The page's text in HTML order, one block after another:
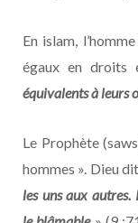
En islam,
égaux en droits
équivalents à leurs
Le Prophète
hommes ». Dieu
les uns aux